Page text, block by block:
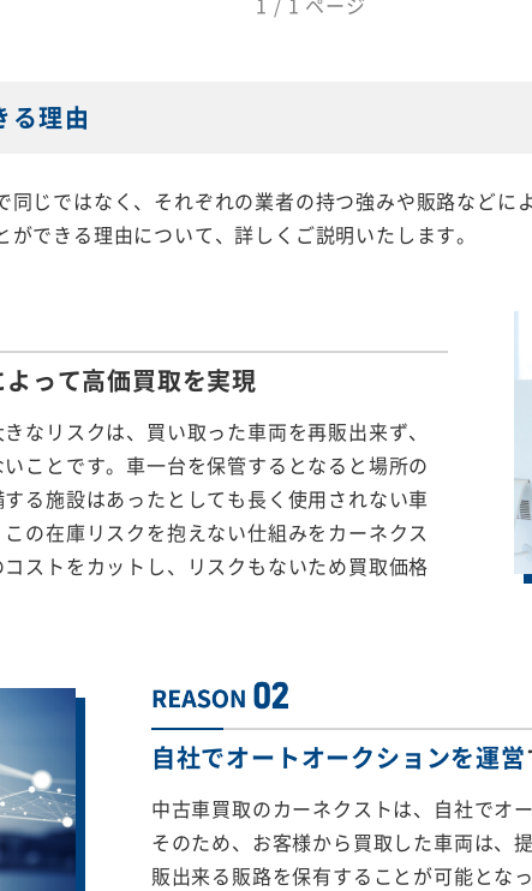
る理由
じではなく、それぞれの業者の持つ強みや販路などに
できる理由について、詳しくご説明いたします。
よって高価買取を実現
なリスクは、買い取った車両を再販出来ず、
ことです。車一台を保管するとなると場所の
る施設はあったとしても長く使用されない車
の在庫リスクを抱えない仕組みをカーネクス
ストをカットし、リスクもないため買取価格
自社でオートオークションを運営
中古車買取のカーネクストは、自社でオ
そのため、お客様から買取した車両は、
販出来る販路を保有することが可能とな